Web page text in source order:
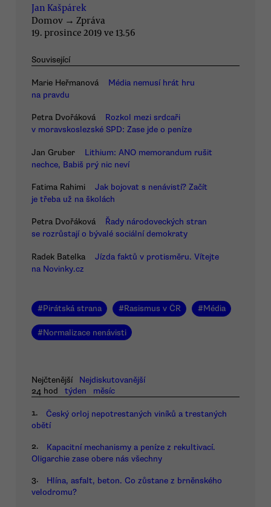
Jan Kašpárek
Domov → Zpráva
19. prosince 2019 ve 13.56
Související
Marie Heřmanová
Média nemusí hrát hru
na pravdu
Petra Dvořáková
Rozkol mezi srdcaři
v moravskoslezské SPD: Zase jde o peníze
Jan Gruber
Lithium: ANO memorandum rušit
nechce, Babiš prý nic neví
Fatima Rahimi
Jak bojovat s nenávistí? Začít
je třeba už na školách
Petra Dvořáková
Řady národoveckých stran
se rozrůstají o bývalé sociální demokraty
Radek Batelka
Jízda faktů v protisměru. Vítejte
na Novinky.cz
#Pirátská strana #Rasismus v ČR #Média
#Normalizace nenávisti
Nejčtenější
Nejdiskutovanější
24 hod
týden měsíc
1.
Český orloj nepotrestaných viníků a trestaných
obětí
2.
Kapacitní mechanismy a peníze z rekultivací.
Oligarchie zase obere nás všechny
3.
Hlína, asfalt, beton. Co zůstane z brněnského
velodromu?